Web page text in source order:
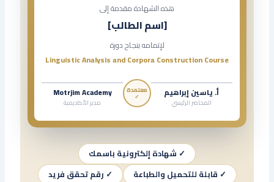
هذه الشهادة مقدمة إلى
[اسم الطالب]
لإتمامه بنجاح دورة
Linguistic Analysis and Corpora Construction Course
أ. ياسين إبراهيم
المحاضر الرئيسي
معتمدة
✓
Motrjim Academy
مدير الأكاديمية
✓ شهادة إلكترونية باسمك
✓ قابلة للتحميل والطباعة
✓ رقم تحقق فريد